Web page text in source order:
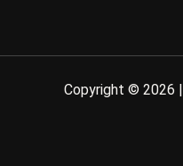
Copyright © 2026